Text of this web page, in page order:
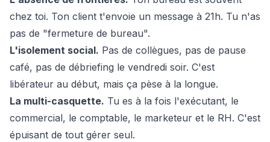
chez toi. Ton client t'envoie un message à 21h. Tu n'as
pas de "fermeture de bureau".
L'isolement social. Pas de collègues, pas de pause
café, pas de débriefing le vendredi soir. C'est
libérateur au début, mais ça pèse à la longue.
La multi-casquette. Tu es à la fois l'exécutant, le
commercial, le comptable, le marketeur et le RH. C'est
épuisant de tout gérer seul.